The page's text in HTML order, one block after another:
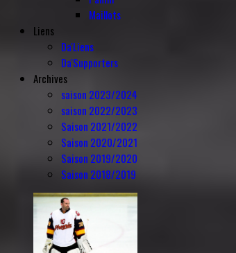
Maillots
Liens
Da'Liens
Da'Supporters
Archives
saison 2023/2024
saison 2022/2023
Saison 2021/2022
Saison 2020/2021
Saison 2019/2020
Saison 2018/2019